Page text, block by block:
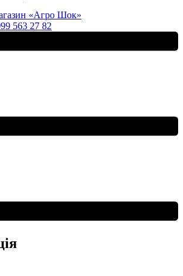
563 27 82